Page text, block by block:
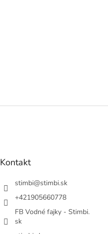
Kontakt
stimbi@stimbi.sk
+421905660778
FB Vodné fajky - Stimbi.
sk